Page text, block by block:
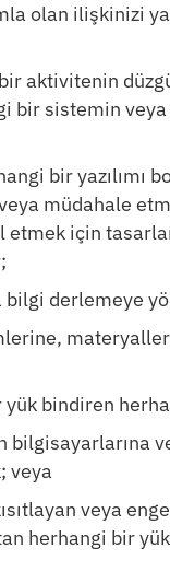
ilişkinizi
aktivitenin
bir sistemin
bir
müdahale
için
derlemeye
yük bindiren
veya
veya
herhangi bir